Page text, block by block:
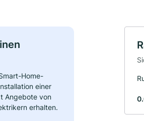
Home-
einer
Angebote von
erhalten.